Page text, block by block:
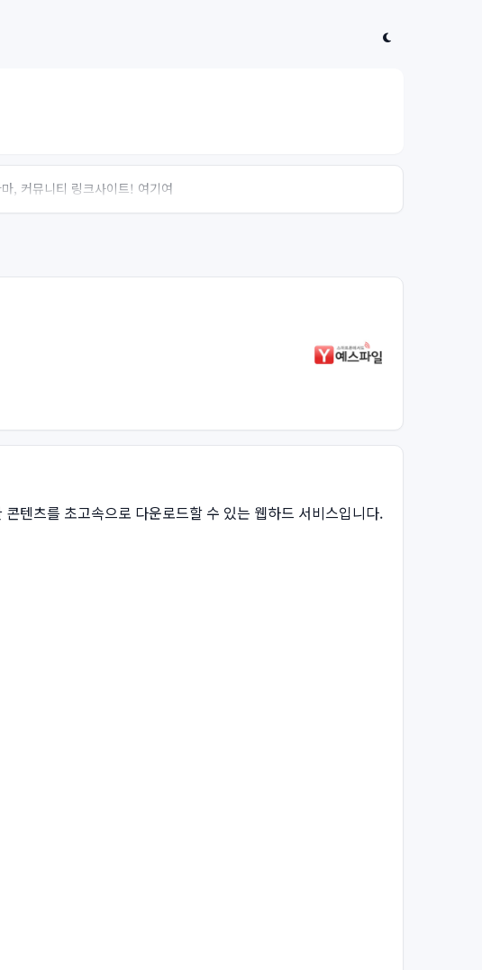
, 커뮤니티 링크사이트! 여기여
텐츠를 초고속으로 다운로드할 수 있는 웹하드 서비스입니다.